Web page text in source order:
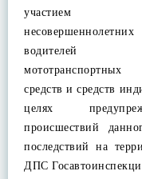
участием
несовершеннолетних
водителей
мототранспортных
средств и средств
целях
происшествий
последствий на
ДПС